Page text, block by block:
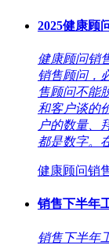
2025健康顾
健康顾问销
销售顾问，
售顾问不能
和客户谈的
户的数量、
都是数字。
健康顾问销
销售下半年
销售下半年